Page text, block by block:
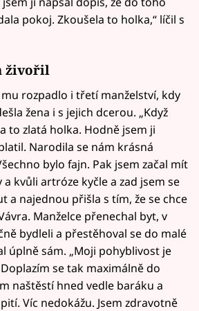
pokoj. Zkoušela to holka,“ líčil s
živořil
rozpadlo i třetí manželství, kdy
žena i s jejich dcerou. „Když
to zlatá holka. Hodně jsem ji
Narodila se nám krásná
bylo fajn. Pak jsem začal mít
kvůli artróze kyčle a zad jsem se
a najednou přišla s tím, že se chce
Manželce přenechal byt, v
bydleli a přestěhoval se do malé
úplně sám. „Moji pohyblivost je
se tak maximálně do
naštěstí hned vedle baráku a
Víc nedokážu. Jsem zdravotně